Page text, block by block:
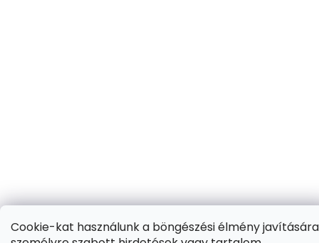
Cookie-kat használunk a böngészési élmény